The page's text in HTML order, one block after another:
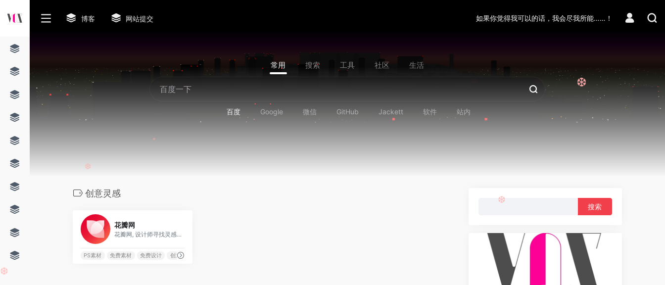
博客 网站提交 如果你觉得我可以的话，我会尽我所能……！
常用 搜索 工具 社区 生活
百度 Google 微信 GitHub Jackett 软件 站内
创意灵感
花瓣网
花瓣网, 设计师寻找灵感的天堂！图片素材领导者，帮你采集、发现网络上你喜欢的事物。你可以用它收集灵感,保存有用的素材,计划旅行,晒晒自己想要的东西
PS素材 免费素材 免费设计 创意灵感
❆